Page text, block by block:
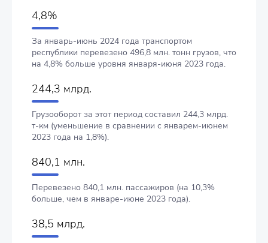
4,8%
За январь-июнь 2024 года транспортом
республики перевезено 496,8 млн. тонн грузов, что
на 4,8% больше уровня января-июня 2023 года.
244,3 млрд.
Грузооборот за этот период составил 244,3 млрд.
т-км (уменьшение в сравнении с январем-июнем
2023 года на 1,8%).
840,1 млн.
Перевезено 840,1 млн. пассажиров (на 10,3%
больше, чем в январе-июне 2023 года).
38,5 млрд.